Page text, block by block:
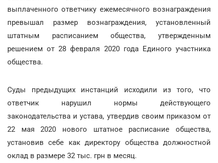
выплаченного ответчику ежемесячного вознаграждения
превышал размер вознаграждения, установленный
штатным расписанием общества, утвержденным
решением от 28 февраля 2020 года Единого участника
общества.
Суды предыдущих инстанций исходили из того, что
ответчик нарушил нормы действующего
законодательства и устава, утвердив своим приказом от
22 мая 2020 нового штатное расписание общества,
установив себе как директору общества должностной
оклад в размере 32 тыс. грн в месяц.